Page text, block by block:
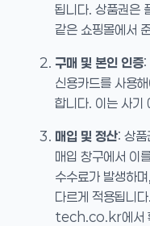
됩니다. 상품권은
같은 쇼핑몰에서
구매 및 본인 인증:
신용카드를 사용
합니다. 이는 사기
매입 및 정산: 상
매입 창구에서 이
수수료가 발생하
다르게 적용됩니
tech.co.kr에서